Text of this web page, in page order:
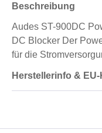
Beschreibung
Audes ST-900DC
DC Blocker Der
für die
Herstellerinfo &